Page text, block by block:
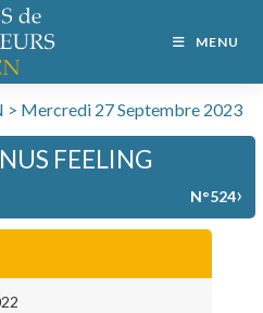
MENU
> Mercredi 27 Septembre 2023
FEELING
N°524›